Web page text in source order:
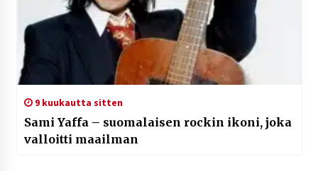
9 kuukautta sitten
Sami Yaffa – suomalaisen rockin ikoni, joka
valloitti maailman